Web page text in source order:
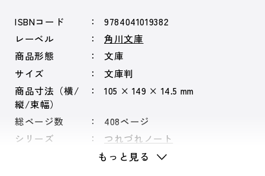
ISBNコード
9784041019382
レーベル
角川文庫
商品形態
文庫
サイズ
文庫判
商品寸法（横/
縦/束幅）
105 × 149 × 14.5 mm
総ページ数
408ページ
シリーズ
つれづれノート
もっと見る